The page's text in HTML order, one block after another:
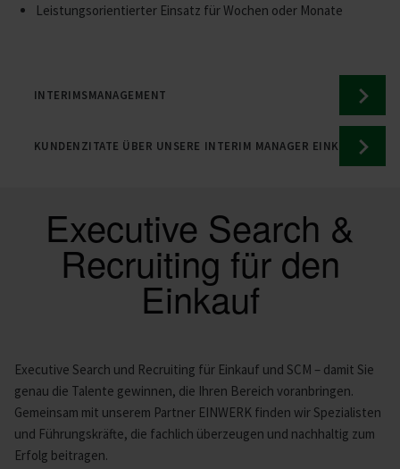
Leistungsorientierter Einsatz für Wochen oder Monate
INTERIMSMANAGEMENT
KUNDENZITATE ÜBER UNSERE INTERIM MANAGER EINKAUF
Executive Search &
Recruiting für den
Einkauf
Executive Search und Recruiting für Einkauf und SCM – damit Sie
genau die Talente gewinnen, die Ihren Bereich voranbringen.
Gemeinsam mit unserem Partner EINWERK finden wir Spezialisten
und Führungskräfte, die fachlich überzeugen und nachhaltig zum
Erfolg beitragen.